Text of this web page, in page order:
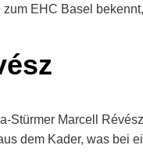
EHC Basel
Marcell
dem Kader, was bei